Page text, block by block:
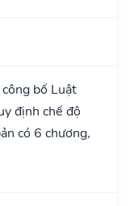
bố Luật
định chế độ
có 6 chương,